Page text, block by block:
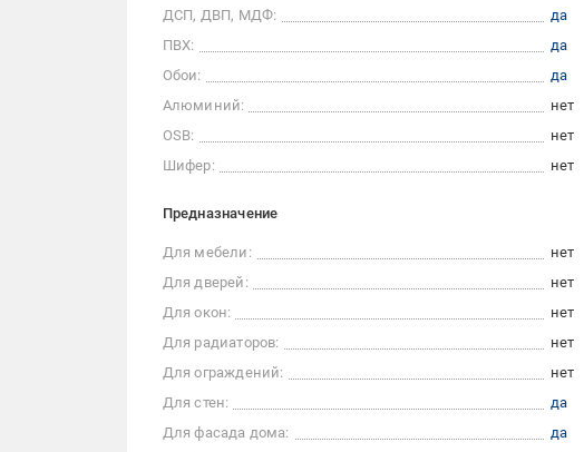
ДСП, ДВП, МДФ:
да
ПВХ:
да
Обои:
да
Алюминий:
нет
OSB:
нет
Шифер:
нет
Предназначение
Для мебели:
нет
Для дверей:
нет
Для окон:
нет
Для радиаторов:
нет
Для ограждений:
нет
Для стен:
да
Для фасада дома:
да